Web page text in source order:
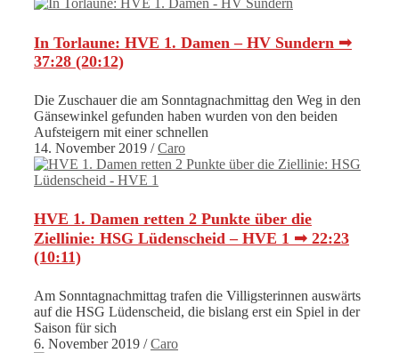
In Torlaune: HVE 1. Damen – HV Sundern ➟
37:28 (20:12)
Die Zuschauer die am Sonntagnachmittag den Weg in den
Gänsewinkel gefunden haben wurden von den beiden
Aufsteigern mit einer schnellen
14. November 2019 /Caro
HVE 1. Damen retten 2 Punkte über die
Ziellinie: HSG Lüdenscheid – HVE 1 ➟ 22:23
(10:11)
Am Sonntagnachmittag trafen die Villigsterinnen auswärts
auf die HSG Lüdenscheid, die bislang erst ein Spiel in der
Saison für sich
6. November 2019 /Caro